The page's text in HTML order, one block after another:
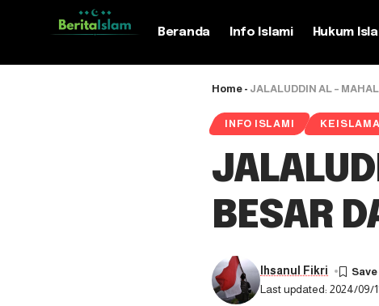
Beranda Info Islami Hukum
Home - JALALUDDIN AL –
INFO ISLAMI
BESAR
Last updated: 2024/09/
Ihsanul Fikri